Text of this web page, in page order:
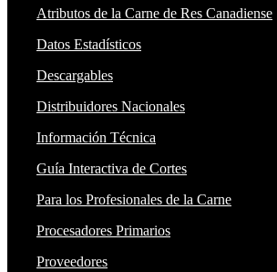
Atributos de la Carne de Res Canadiense
Datos Estadísticos
Descargables
Distribuidores Nacionales
Información Técnica
Guía Interactiva de Cortes
Para los Profesionales de la Carne
Procesadores Primarios
Proveedores